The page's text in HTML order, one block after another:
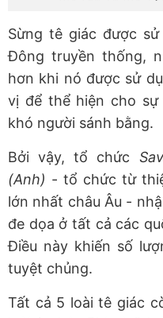
Sừng tê giác được
Đông truyền thống,
hơn khi nó được sử
vị để thể hiện cho
khó người sánh bằng.
Bởi vậy, tổ chức
(Anh) - tổ chức từ
lớn nhất châu Âu -
đe dọa ở tất cả các
Điều này khiến số
tuyệt chủng.
Tất cả 5 loài tê giác